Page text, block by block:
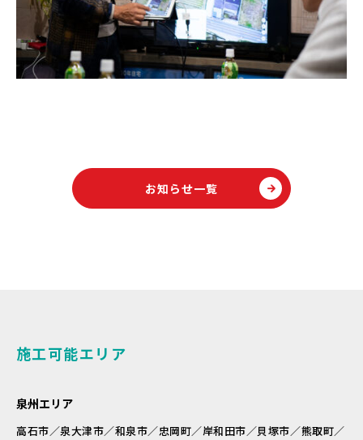
お知らせ一覧
施工可能エリア
泉州エリア
高石市／泉大津市／和泉市／忠岡町／岸和田市／貝塚市／熊取町／